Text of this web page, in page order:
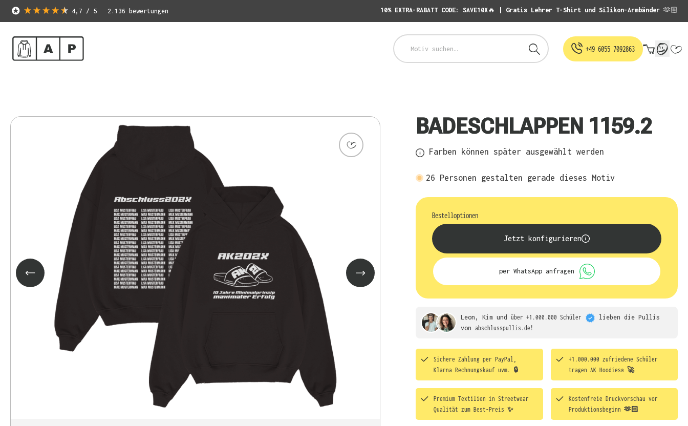
4,7 / 5 2.136 bewertungen 10% EXTRA-RABATT CODE: SAVE10X🔥 | Gratis Lehrer T-Shirt und Silikon-Armbänder 🫶🏼
+49 6055 7092863
BADESCHLAPPEN 1159.2
Farben können später ausgewählt werden
26 Personen gestalten gerade dieses Motiv
Bestelloptionen
Jetzt konfigurieren
per WhatsApp anfragen
Leon, Kim und über +1.000.000 Schüler lieben die Pullis
von abschlusspullis.de!
Sichere Zahlung per PayPal,
Klarna Rechnungskauf uvm. 🔒
+1.000.000 zufriedene Schüler
tragen AK Hoodies® 🚀
Premium Textilien in Streetwear
Qualität zum Best-Preis ✨
Kostenfreie Druckvorschau vor
Produktionsbeginn 🫶🏻